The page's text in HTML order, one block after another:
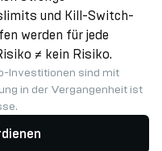
und Kill-Switch-
werden für jede
≠ kein Risiko.
Investitionen sind mit
in der Vergangenheit ist